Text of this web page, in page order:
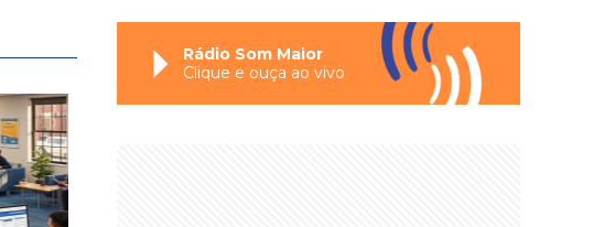
Rádio Som Maior
Clique e ouça ao vivo